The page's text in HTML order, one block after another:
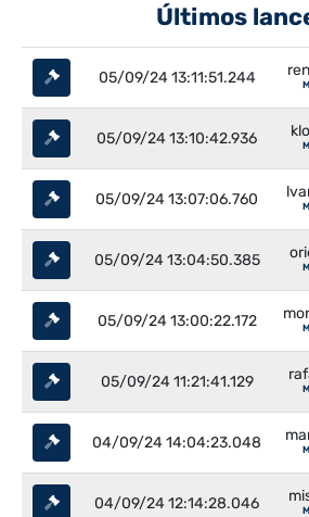
Últimos
05/09/24 13:11:51.244
05/09/24 13:10:42.936
05/09/24 13:07:06.760
05/09/24 13:04:50.385
05/09/24 13:00:22.172
05/09/24 11:21:41.129
04/09/24 14:04:23.048
04/09/24 12:14:28.046